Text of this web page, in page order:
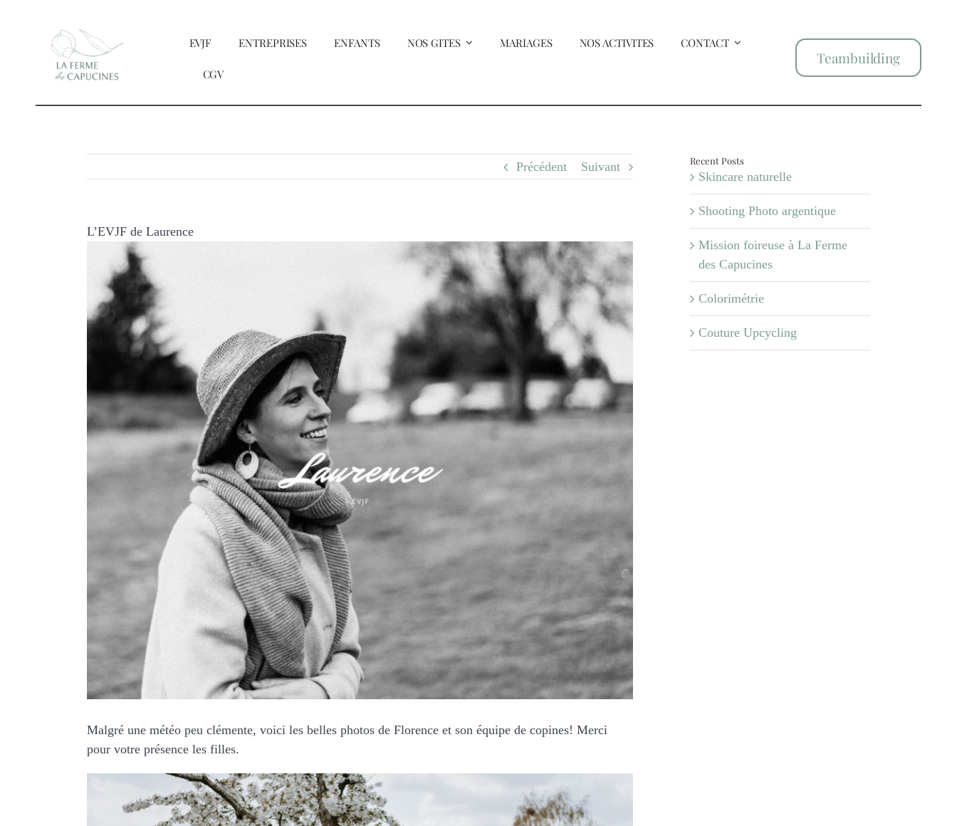
EVJF ENTREPRISES ENFANTS NOS GITES MARIAGES NOS ACTIVITES CONTACT
CGV
Teambuilding
Précédent Suivant
L’EVJF de Laurence
l'image
agrandie
Malgré une météo peu clémente, voici les belles photos de Florence et son équipe de copines! Merci
pour votre présence les filles.
Recent Posts
Skincare naturelle
Shooting Photo argentique
Mission foireuse à La Ferme
des Capucines
Colorimétrie
Couture Upcycling